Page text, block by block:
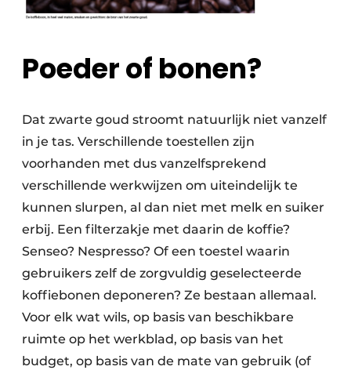
Poeder of bonen?
Dat zwarte goud stroomt natuurlijk niet vanzelf
in je tas. Verschillende toestellen zijn
voorhanden met dus vanzelfsprekend
verschillende werkwijzen om uiteindelijk te
kunnen slurpen, al dan niet met melk en suiker
erbij. Een filterzakje met daarin de koffie?
Senseo? Nespresso? Of een toestel waarin
gebruikers zelf de zorgvuldig geselecteerde
koffiebonen deponeren? Ze bestaan allemaal.
Voor elk wat wils, op basis van beschikbare
ruimte op het werkblad, op basis van het
budget, op basis van de mate van gebruik (of